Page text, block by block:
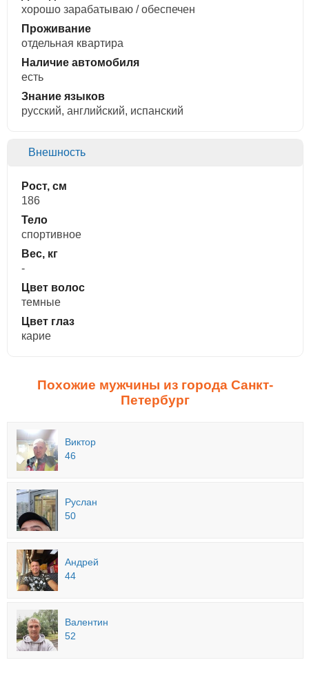
хорошо зарабатываю / обеспечен
Проживание
отдельная квартира
Наличие автомобиля
есть
Знание языков
русский, английский, испанский
Внешность
Рост, см
186
Тело
спортивное
Вес, кг
-
Цвет волос
темные
Цвет глаз
карие
Похожие мужчины из города Санкт-
Петербург
Виктор
46
Руслан
50
Андрей
44
Валентин
52